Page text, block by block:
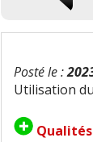
Posté le :
Utilisation